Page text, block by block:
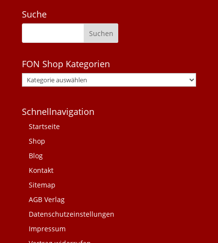
Suche
FON Shop Kategorien
Schnellnavigation
Startseite
Shop
Blog
Kontakt
Sitemap
AGB Verlag
Datenschutzeinstellungen
Impressum